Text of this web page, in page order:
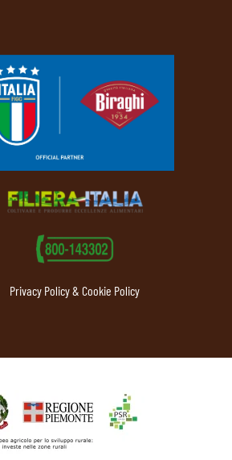
Privacy Policy & Cookie Policy